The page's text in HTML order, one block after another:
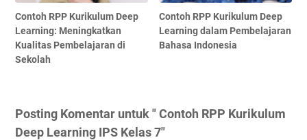
Contoh RPP Kurikulum Deep
Learning: Meningkatkan
Kualitas Pembelajaran di
Sekolah
Contoh RPP Kurikulum Deep
Learning dalam Pembelajaran
Bahasa Indonesia
Posting Komentar untuk " Contoh RPP Kurikulum
Deep Learning IPS Kelas 7"